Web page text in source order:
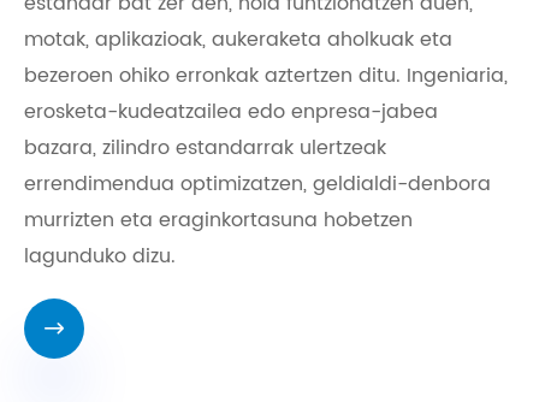
motak, aplikazioak, aukeraketa aholkuak eta
bezeroen ohiko erronkak aztertzen ditu. Ingeniaria,
erosketa-kudeatzailea edo enpresa-jabea
bazara, zilindro estandarrak ulertzeak
errendimendua optimizatzen, geldialdi-denbora
murrizten eta eraginkortasuna hobetzen
lagunduko dizu.
